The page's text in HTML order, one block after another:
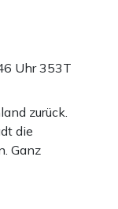
Uhr353T
zurück.
die
Ganz